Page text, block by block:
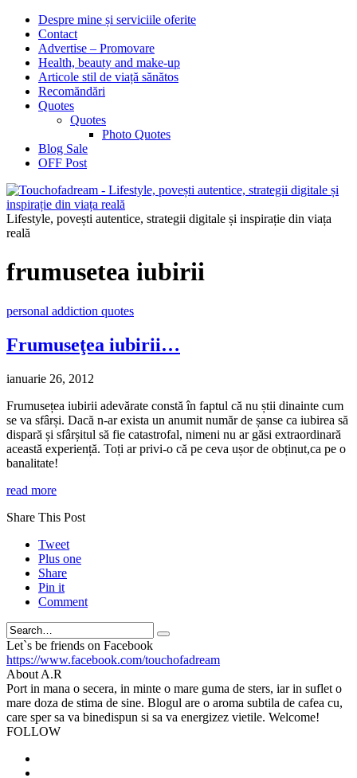
Despre mine și serviciile oferite
Contact
Advertise – Promovare
Health, beauty and make-up
Articole stil de viață sănătos
Recomăndări
Quotes
Quotes
Photo Quotes
Blog Sale
OFF Post
Lifestyle, povești autentice, strategii digitale și inspirație din viața
reală
frumusetea iubirii
personal addiction quotes
Frumuseţea iubirii…
ianuarie 26, 2012
Frumusețea iubirii adevărate constă în faptul că nu știi dinainte cum
se va sfârși. Dacă n-ar exista un anumit număr de șanse ca iubirea să
dispară și sfârșitul să fie catastrofal, nimeni nu ar găsi extraordinară
această experiență. Toți ar privi-o că pe ceva ușor de obținut,ca pe o
banalitate!
read more
Share This Post
Tweet
Plus one
Share
Pin it
Comment
Search
Let`s be friends on Facebook
https://www.facebook.com/touchofadream
About A.R
Port in mana o secera, in minte o mare guma de sters, iar in suflet o
mare doza de stima de sine. Blogul are o aroma subtila de cafea cu,
care sper sa va binedispun si sa va energizez vietile. Welcome!
FOLLOW